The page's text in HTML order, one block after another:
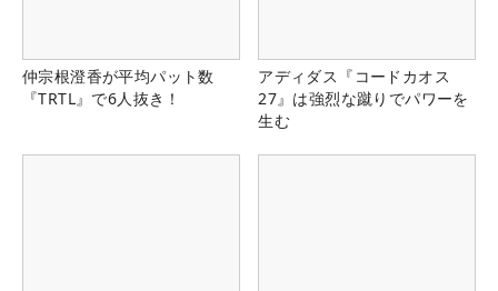
仲宗根澄香が平均パット数
『TRTL』で6人抜き！
アディダス『コードカオス
27』は強烈な蹴りでパワーを
生む